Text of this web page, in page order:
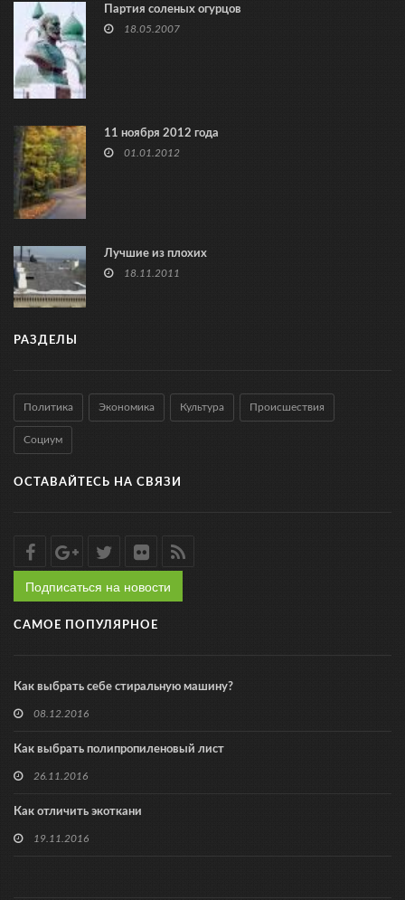
Партия соленых огурцов
18.05.2007
11 ноября 2012 года
01.01.2012
Лучшие из плохих
18.11.2011
РАЗДЕЛЫ
Политика Экономика Культура Происшествия
Социум
ОСТАВАЙТЕСЬ НА СВЯЗИ
Подписаться на новости
САМОЕ ПОПУЛЯРНОЕ
Как выбрать себе стиральную машину?
08.12.2016
Как выбрать полипропиленовый лист
26.11.2016
Как отличить экоткани
19.11.2016